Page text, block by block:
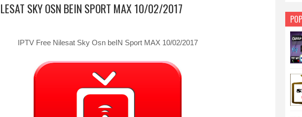
SKY OSN BEIN SPORT MAX 10/02/2017
IPTV Free Nilesat Sky Osn beIN Sport MAX 10/02/2017